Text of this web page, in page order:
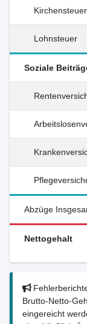
Kirchensteuer
Lohnsteuer
Soziale
Abzüge
Nettogehalt
Brutto-Netto-
eingereicht